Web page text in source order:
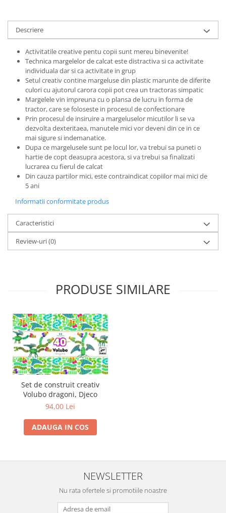
Prosperplast
Purple Cow
Raduka
Ravensburger
Schmidt
Sequin Art
Silverlit
Simba
Smoby
Spin Master
Stragoo Games
Sycomore
Tender Leaf
Topbright
Trefl
Woody
Zoch
Descriere
Activitatile creative pentu copii sunt mereu binevenite!
Technica margelelor de calcat este distractiva si ca activitate
individuala dar si ca activitate in grup
Setul creativ contine margeluse din plastic marunte de diferite
culori cu ajutorul carora copii pot crea un tractoras simpatic
Margelele vin impreuna cu o plansa de lucru in forma de
tractor, care se foloseste in procesul de confectionare
Prin procesul de insiruire a margeluselor micutilor li se va
dezvolta dexteritaea, manutele mici vor deveni din ce in ce
mai sigure si indemanatice.
Dupa ce margelusele sunt pe locul lor, va trebui sa puneti o
hartie de copt deasupra acestora, si va trebui sa finalizati
lucrarea cu fierul de calcat
Din cauza partilor mici, este contraindicat copiilor mai mici de
5 ani
Informatii conformitate produs
Caracteristici
Review-uri(0)
PRODUSE SIMILARE
Set de construit creativ
Volubo dragoni, Djeco
94,00 Lei
ADAUGA IN COS
NEWSLETTER
Nu rata ofertele si promotiile noastre